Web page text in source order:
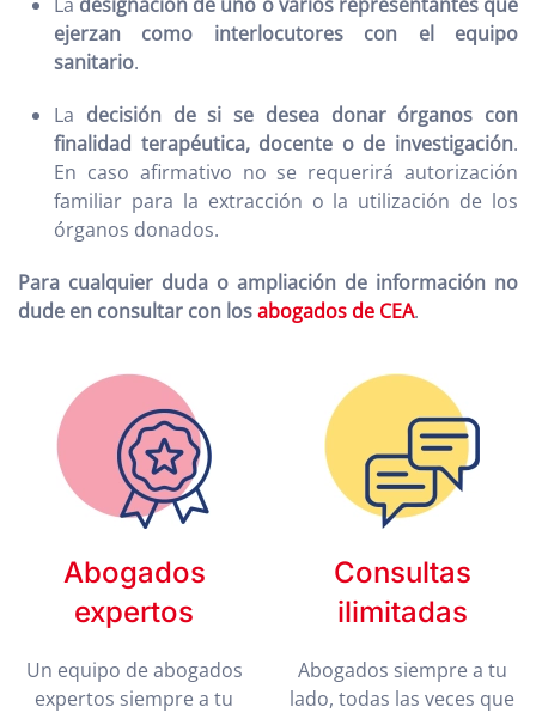
ejerzan como interlocutores con el equipo
sanitario.
La decisión de si se desea donar órganos con
finalidad terapéutica, docente o de investigación.
En caso afirmativo no se requerirá autorización
familiar para la extracción o la utilización de los
órganos donados.
Para cualquier duda o ampliación de información no
dude en consultar con losabogados de CEA.
Abogados
expertos
Un equipo de abogados
expertos siempre a tu
Consultas
ilimitadas
Abogados siempre a tu
lado, todas las veces que